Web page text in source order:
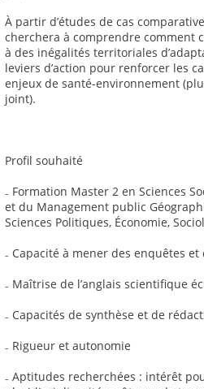
À partir d’études de cas
cherchera à comprendre comment
à des inégalités territoriales
leviers d’action pour renforcer les
enjeux de santé-environnement
joint).
Profil souhaité
₋ Formation Master 2 en Sciences
et du Management public
Sciences Politiques, Économie,
₋ Capacité à mener des enquêtes
₋ Maîtrise de l’anglais scientifique
₋ Capacités de synthèse et de
₋ Rigueur et autonomie
₋ Aptitudes recherchées : intérêt